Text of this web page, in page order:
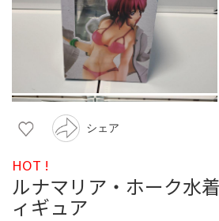
シェア
HOT !
ルナマリア・ホーク水
ィギュア